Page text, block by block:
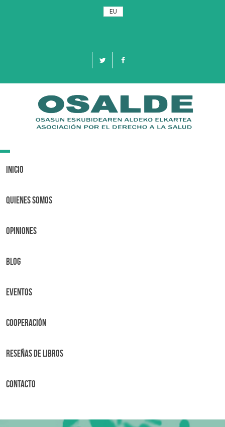
EU
Toggle
Inicio
Quienes Somos
OPINIONES
BLOG
Eventos
Cooperación
Reseñas de libros
Contacto